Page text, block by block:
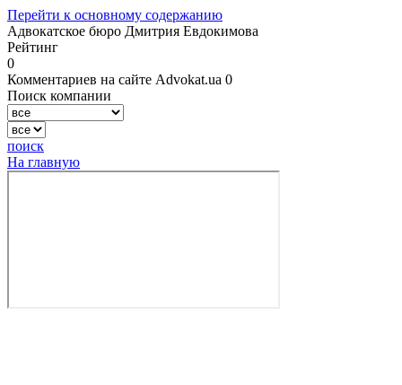
Перейти к основному содержанию
Адвокатское бюро Дмитрия Евдокимова
Рейтинг
0
Комментариев на сайте Advokat.ua 0
Поиск компании
поиск
На главную